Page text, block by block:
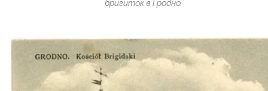
бригиток в Гродно.